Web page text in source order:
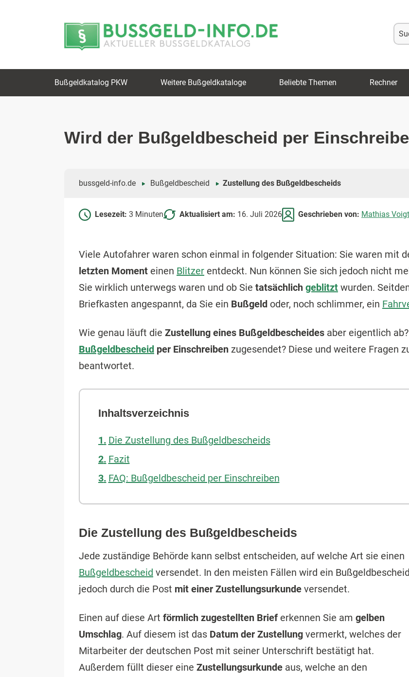
Bußgeldkatalog PKW Weitere Bußgeldkataloge Beliebte Themen Rechner
Wird der Bußgeldbescheid per
bussgeld-info.de Bußgeldbescheid Zustellung des Bußgeldbescheids
Lesezeit: 3 Minuten Aktualisiert am: 16. Juli 2026 Geschrieben von: Mathias Voigt
Viele Autofahrer waren schon einmal in folgender Situation: Sie waren mit
letzten Moment einen Blitzer entdeckt. Nun können Sie sich jedoch nicht
Sie wirklich unterwegs waren und ob Sie tatsächlich geblitzt wurden.
Briefkasten angespannt, da Sie ein Bußgeld oder, noch schlimmer, ein
Wie genau läuft die Zustellung eines Bußgeldbescheides aber eigentlich
Bußgeldbescheid per Einschreiben zugesendet? Diese und weitere Fragen
beantwortet.
Inhaltsverzeichnis
Die Zustellung des Bußgeldbescheids
Fazit
FAQ: Bußgeldbescheid per Einschreiben
Die Zustellung des Bußgeldbescheids
Jede zuständige Behörde kann selbst entscheiden, auf welche Art sie einen
Bußgeldbescheid versendet. In den meisten Fällen wird ein Bußgeldbescheid
jedoch durch die Post mit einer Zustellungsurkunde versendet.
Einen auf diese Art förmlich zugestellten Brieferkennen Sie am gelben
Umschlag. Auf diesem ist das Datum der Zustellung vermerkt, welches der
Mitarbeiter der deutschen Post mit seiner Unterschrift bestätigt hat.
Außerdem füllt dieser eine Zustellungsurkunde aus, welche an den